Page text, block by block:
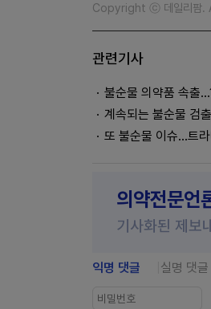
Copyright ⓒ 데일리팜.
관련기사
불순물 의약품 속출
계속되는 불순물 검
또 불순물 이슈...트
의약전문언
기사화된 제보
익명 댓글 실명 댓글